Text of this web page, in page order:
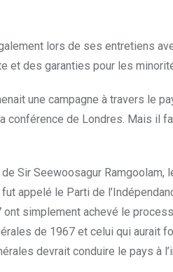
lors de ses entretiens
et des garanties pour les
une campagne à travers le
conférence de Londres. Mais il
Sir Seewoosagur Ramgoolam,
appelé le Parti de
simplement achevé le
de 1967 et celui qui aurait
devrait conduire le pays à